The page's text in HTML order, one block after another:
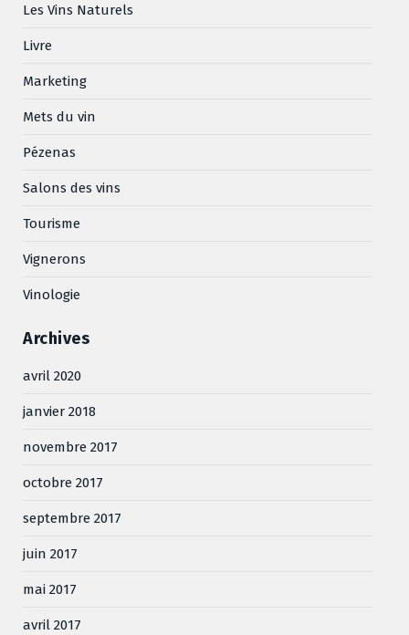
Les Vins Naturels
Livre
Marketing
Mets du vin
Pézenas
Salons des vins
Tourisme
Vignerons
Vinologie
Archives
avril 2020
janvier 2018
novembre 2017
octobre 2017
septembre 2017
juin 2017
mai 2017
avril 2017